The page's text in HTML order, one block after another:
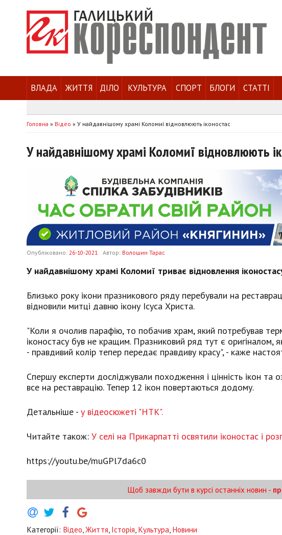
ВЛАДА ЖИТТЯ ДІЛО КУЛЬТУРА СПОРТ БЛОГИ СТАТТІ
Головна » Відео » У найдавнішому храмі Коломиї відновлюють іконостас
У найдавнішому храмі Коломиї відновлюють
Опубліковано: 26-10-2021 Автор: Волошин Тарас
У найдавнішому храмі Коломиї триває відновлення
Близько року ікони празникового ряду перебували на
відновили митці давню ікону Ісуса Христа.
"Коли я очолив парафію, то побачив храм, який потребував
іконостасу був не кращим. Празниковий ряд тут є оригіналом,
- правдивий колір тепер передає правдиву красу", - каже
Спершу експерти досліджували походження і цінність ікон
все на реставрацію. Тепер 12 ікон повертаються додому.
Детальніше - у відеосюжеті "НТК".
Читайте також: У селі на Прикарпатті освятили іконостас і
https://youtu.be/muGPl7da6c0
Щоб завжди бути в курсі останніх новин -
Категорії: Відео,Життя, Історія, Культура, Новини